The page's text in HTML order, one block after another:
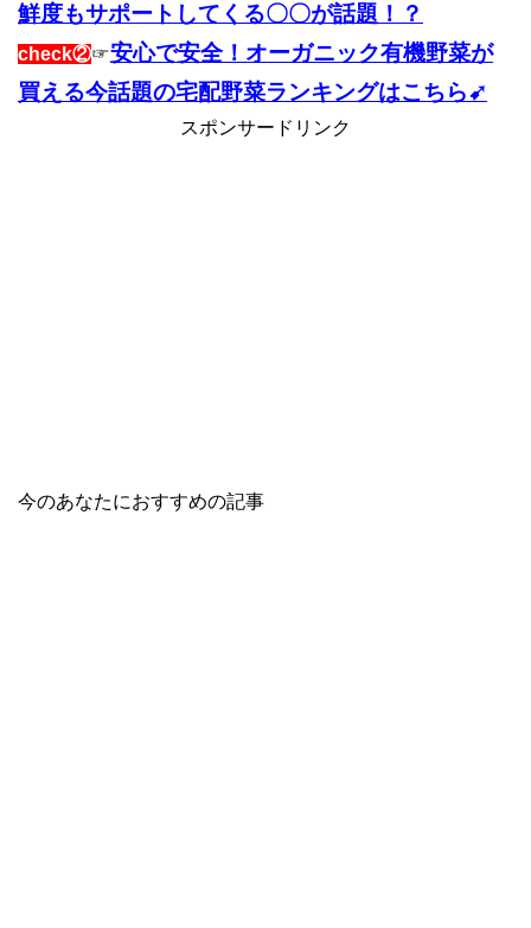
鮮度もサポートしてくる〇〇が話題！？
check②☞安心で安全！オーガニック有機野菜が
買える今話題の宅配野菜ランキングはこちら➹
スポンサードリンク
今のあなたにおすすめの記事